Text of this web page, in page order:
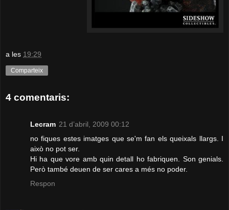
a les 19:29
Comparteix
4 comentaris:
Lecram 21 d’abril, 2009 00:12
no fiques estes imatges que se'm fan els queixals llargs. I
això no pot ser.
Hi ha que vore amb quin detall ho fabriquen. Son genials.
Però també deuen de ser cares a més no poder.
Respon